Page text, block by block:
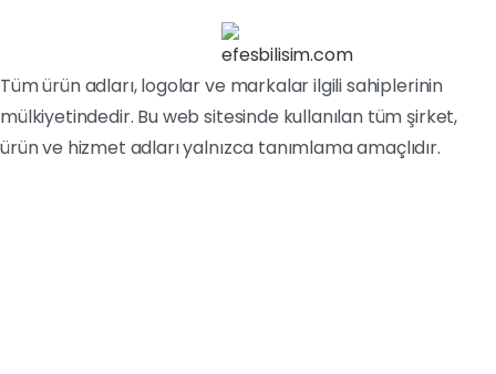
Tüm ürün adları, logolar ve markalar ilgili sahiplerinin
mülkiyetindedir. Bu web sitesinde kullanılan tüm şirket,
ürün ve hizmet adları yalnızca tanımlama amaçlıdır.